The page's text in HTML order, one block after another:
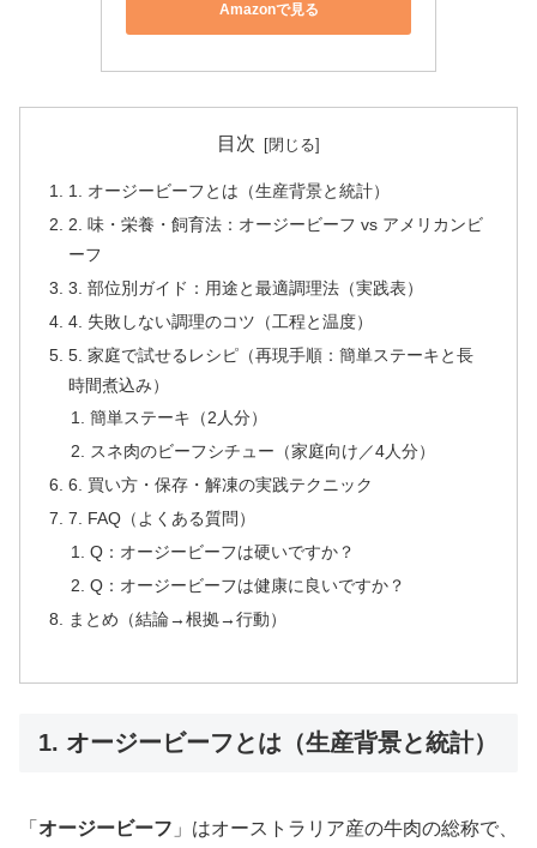
Amazonで見る
目次
1. オージービーフとは（生産背景と統計）
2. 味・栄養・飼育法：オージービーフ vs アメリカンビ
ーフ
3. 部位別ガイド：用途と最適調理法（実践表）
4. 失敗しない調理のコツ（工程と温度）
5. 家庭で試せるレシピ（再現手順：簡単ステーキと長
時間煮込み）
簡単ステーキ（2人分）
スネ肉のビーフシチュー（家庭向け／4人分）
6. 買い方・保存・解凍の実践テクニック
7. FAQ（よくある質問）
Q：オージービーフは硬いですか？
Q：オージービーフは健康に良いですか？
まとめ（結論→根拠→行動）
1. オージービーフとは（生産背景と統計）
「 オージービーフ 」はオーストラリア産の牛肉の総称で、